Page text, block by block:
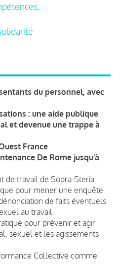
du personnel, avec
: une aide publique
et devenue une trappe à
France
De Rome jusqu’à
de travail de Sopra-Steria
pour mener une enquête
de faits éventuels
au travail
pour prévenir et agir
sexuel et les agissements
Collective comme